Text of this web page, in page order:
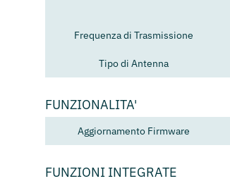
Frequenza di Trasmissione
Tipo di Antenna
FUNZIONALITA'
Aggiornamento Firmware
FUNZIONI INTEGRATE